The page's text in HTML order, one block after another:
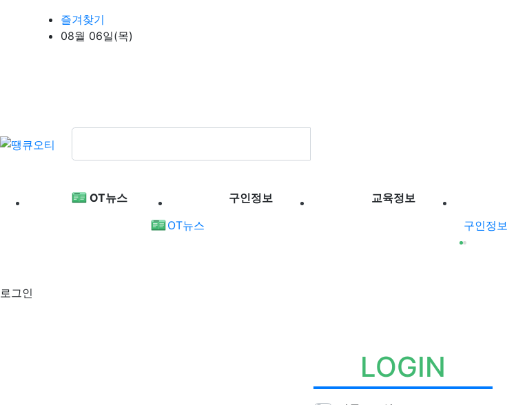
상단 네비즐겨찾기
08월 06일(목)
메인 메뉴 OT뉴스 구인정보 교육정보
OT뉴스
구인정보
로그인
LOGIN